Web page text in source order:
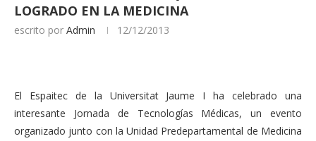
LOGRADO EN LA MEDICINA
escrito por Admin 12/12/2013
El Espaitec de la Universitat Jaume I ha celebrado una
interesante Jornada de Tecnologías Médicas, un evento
organizado junto con la Unidad Predepartamental de Medicina